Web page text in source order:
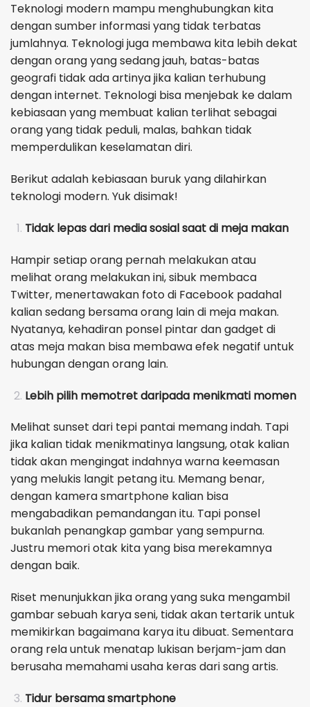
Teknologi modern mampu menghubungkan kita
dengan sumber informasi yang tidak terbatas
jumlahnya. Teknologi juga membawa kita lebih dekat
dengan orang yang sedang jauh, batas-batas
geografi tidak ada artinya jika kalian terhubung
dengan internet. Teknologi bisa menjebak ke dalam
kebiasaan yang membuat kalian terlihat sebagai
orang yang tidak peduli, malas, bahkan tidak
memperdulikan keselamatan diri.
Berikut adalah kebiasaan buruk yang dilahirkan
teknologi modern. Yuk disimak!
Tidak lepas dari media sosial saat di meja makan
Hampir setiap orang pernah melakukan atau
melihat orang melakukan ini, sibuk membaca
Twitter, menertawakan foto di Facebook padahal
kalian sedang bersama orang lain di meja makan.
Nyatanya, kehadiran ponsel pintar dan gadget di
atas meja makan bisa membawa efek negatif untuk
hubungan dengan orang lain.
Lebih pilih memotret daripada menikmati momen
Melihat sunset dari tepi pantai memang indah. Tapi
jika kalian tidak menikmatinya langsung, otak kalian
tidak akan mengingat indahnya warna keemasan
yang melukis langit petang itu. Memang benar,
dengan kamera smartphone kalian bisa
mengabadikan pemandangan itu. Tapi ponsel
bukanlah penangkap gambar yang sempurna.
Justru memori otak kita yang bisa merekamnya
dengan baik.
Riset menunjukkan jika orang yang suka mengambil
gambar sebuah karya seni, tidak akan tertarik untuk
memikirkan bagaimana karya itu dibuat. Sementara
orang rela untuk menatap lukisan berjam-jam dan
berusaha memahami usaha keras dari sang artis.
Tidur bersama smartphone